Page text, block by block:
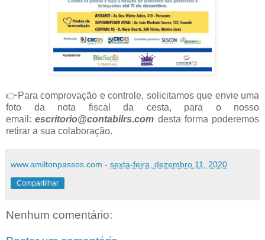
👉Para comprovação e controle, solicitamos que envie uma
foto da nota fiscal da cesta, para o nosso
email: escritorio@contabilrs.com desta forma poderemos
retirar a sua colaboração.
www.amiltonpassos.com - sexta-feira, dezembro 11, 2020
Compartilhar
Nenhum comentário: